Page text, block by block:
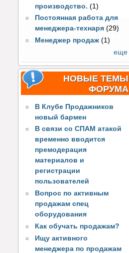
производство. (1)
Постоянная работа для
менеджера-технаря (29)
Менеджер продаж (1)
еще
НОВЫЕ ТЕМЫ
ФОРУМА
В Клубе Продажников
новый бармен
В связи со СПАМ атакой
временно вводится
премодерация
материалов и
регистрации
пользователей
Вопрос по активным
продажам спец
оборудования
Как обучать продажам?
Ищу активного
менеджера по продажам